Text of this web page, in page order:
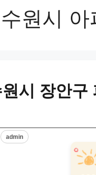
원시 아
시 장안구
admin